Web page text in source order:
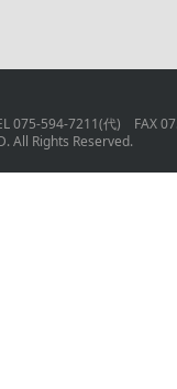
075-594-7211(代) FAX
All Rights Reserved.